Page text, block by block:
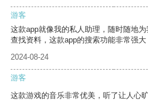
游客
这款app就像我的私人助理，随时随地
查找资料，这款app的搜索功能非常强大
2024-08-24
游客
这款游戏的音乐非常优美，听了让人心旷